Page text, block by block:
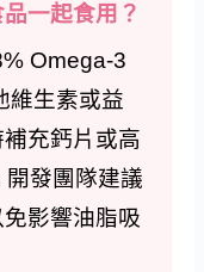
一起食用？
Omega-3
維生素或益
充鈣片或高
開發團隊建議
影響油脂吸